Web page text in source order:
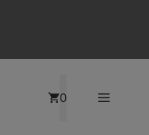
0 Menu